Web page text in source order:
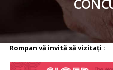
Rompan vă invită să vizitați :